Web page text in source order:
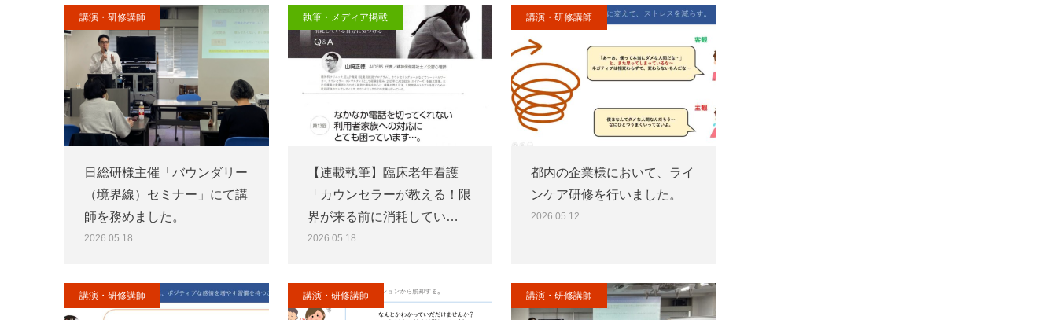
講演・研修講師
日総研様主催「バウンダリー
（境界線）セミナー」にて講
師を務めました。
2026.05.18
執筆・メディア掲載
【連載執筆】臨床老年看護
「カウンセラーが教える！限
界が来る前に消耗してい…
2026.05.18
講演・研修講師
都内の企業様において、ライ
ンケア研修を行いました。
2026.05.12
講演・研修講師 講演・研修講師 講演・研修講師